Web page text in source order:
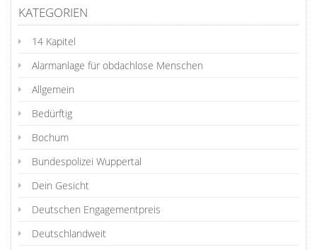
KATEGORIEN
14 Kapitel
Alarmanlage für obdachlose Menschen
Allgemein
Bedürftig
Bochum
Bundespolizei Wuppertal
Dein Gesicht
Deutschen Engagementpreis
Deutschlandweit